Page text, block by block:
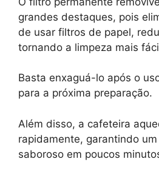
grandes destaques, pois
de usar filtros de papel,
tornando a limpeza mais
Basta enxaguá-lo após o
para a próxima preparação.
Além disso, a cafeteira
rapidamente, garantindo
saboroso em poucos